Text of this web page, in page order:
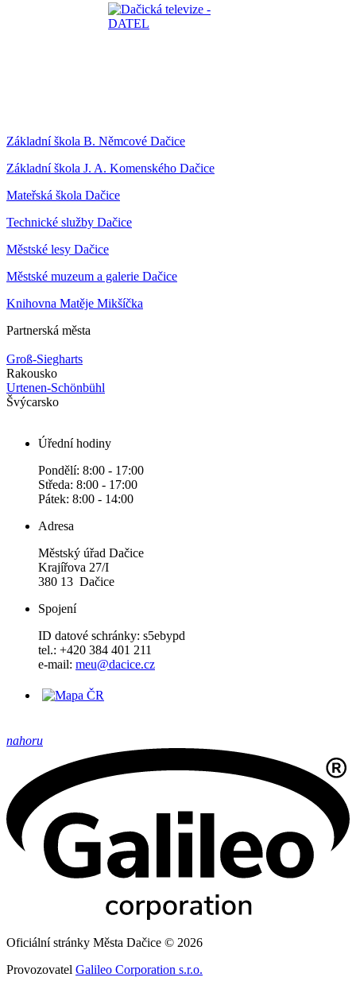
Základní škola B. Němcové Dačice
Základní škola J. A. Komenského Dačice
Mateřská škola Dačice
Technické služby Dačice
Městské lesy Dačice
Městské muzeum a galerie Dačice
Knihovna Matěje Mikšíčka
Partnerská města
Groß-Siegharts
Rakousko
Urtenen-Schönbühl
Švýcarsko
Úřední hodiny
Pondělí: 8:00 - 17:00
Středa: 8:00 - 17:00
Pátek: 8:00 - 14:00
Adresa
Městský úřad Dačice
Krajířova 27/I
380 13 Dačice
Spojení
ID datové schránky: s5ebypd
tel.: +420 384 401 211
e-mail: meu@dacice.cz
nahoru
Oficiální stránky Města Dačice © 2026
Provozovatel Galileo Corporation s.r.o.